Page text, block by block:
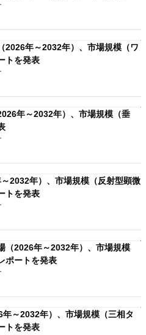
2026年～2032年）、市場規模（ワ
トを発表
年～2032年）、市場規模（垂
2032年）、市場規模（反射型顕微
トを発表
（2026年～2032年）、市場規模
ポートを発表
～2032年）、市場規模（三相タ
トを発表